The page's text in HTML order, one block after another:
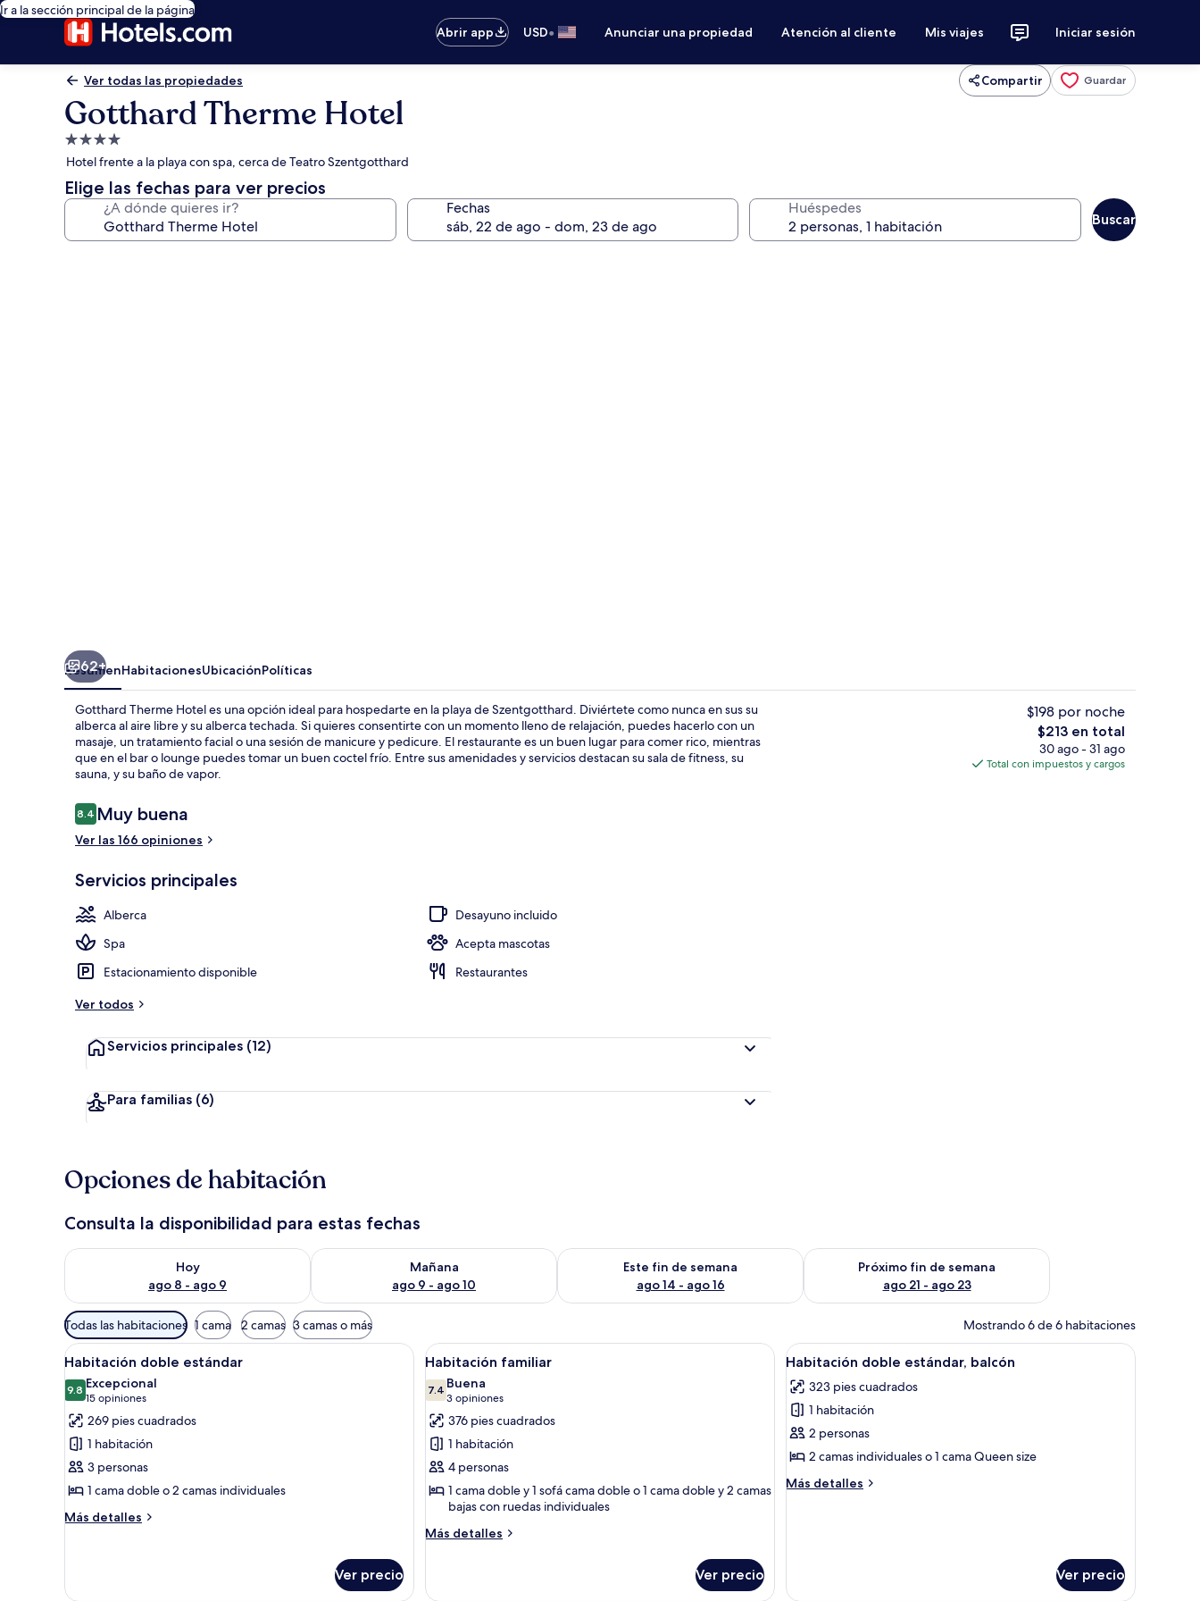
Ir a la sección principal de la página
Abrir app
USD• Anunciar una propiedad Atención al cliente Mis viajes Iniciar sesión
Ver todas las propiedades Compartir Guardar
Gotthard Therme Hotel
Propiedad
de
4.0
estrellas
Hotel frente a la playa con spa, cerca de Teatro Szentgotthard
Elige las fechas para ver precios
¿A dónde quieres ir? Fechas Huéspedes
Buscar
Recepción Restaurante
62+
ResumenHabitacionesUbicaciónPolíticas
Gotthard Therme Hotel es una opción ideal para hospedarte en la playa de Szentgotthard. Diviértete como nunca en sus su
alberca al aire libre y su alberca techada. Si quieres consentirte con un momento lleno de relajación, puedes hacerlo con un
masaje, un tratamiento facial o una sesión de manicure y pedicure. El restaurante es un buen lugar para comer rico, mientras
que en el bar o lounge puedes tomar un buen coctel frío. Entre sus amenidades y servicios destacan su sala de fitness, su
sauna, y su baño de vapor.
Opiniones
8.48.4 de 10,
Muy buena
Ver las 166 opiniones
Servicios principales
Alberca
Desayuno incluido
Spa
Acepta mascotas
Estacionamiento disponible
Restaurantes
Ver todos
Servicios principales (12)
Para familias (6)
$198 por noche
El
precio
total
$213 en total
30 ago - 31 ago
Total con impuestos y cargos
Opciones de habitación
Consulta la disponibilidad para estas fechas
Hoy
ago 8 - ago 9
Consulta la disponibilidad para hoy ago 8 - ago 9
Mañana
ago 9 - ago 10
Consulta la disponibilidad para mañana ago 9 - ago 10
Este fin de semana
ago 14 - ago 16
Consulta la disponibilidad para este fin de semana ago 14 - ago 16
Próximo fin de semana
ago 21 - ago 23
Consulta la disponibilidad para el próximo fin de semana
Filtros
disponibles
para
las
habitaciones
Todas las habitaciones 1 cama 2 camas 3 camas o más Mostrando 6 de 6 habitaciones
Abrir
todas
las
fotos
de
Habitación
doble
estándar
Una habitación de hotel con una cama grande, un escritorio con televisión, una silla y un ventanal amplio.
4
Habitación doble estándar
9.89.8 de 10
Excepcional
15 opiniones
(15
opiniones)
269 pies cuadrados
1 habitación
3 personas
1 cama doble o 2 camas individuales
Más detalles
Más
estándar
Ver precio
Abrir
todas
las
fotos
de
Habitación
familiar
Habitación de hotel con cama, sofá verde, escritorio con una bandeja de frutas, lámpara y un cuadro en la pared.
4
Habitación familiar
7.47.4 de 10
Buena
3 opiniones
(3
opiniones)
376 pies cuadrados
1 habitación
4 personas
1 cama doble y 1 sofá cama doble o 1 cama doble y 2 camas
bajas con ruedas individuales
Más detalles
Más
familiar
Ver precio
Abrir
todas
las
fotos
de
Habitación
doble
estándar,
Una habitación de hotel con una cama
6
Habitación doble estándar, balcón
323 pies cuadrados
1 habitación
2 personas
2 camas individuales o 1 cama Queen size
Más detalles
Más
Ver precio